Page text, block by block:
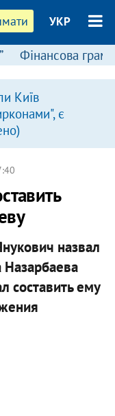
УКР
Фінансова
Київ
є
назвал
Назарбаева
составить ему